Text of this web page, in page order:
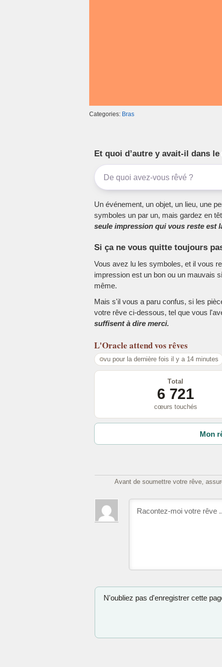
Categories: Bras
Et quoi d’autre y avait-il dans le
Un événement, un objet, un lieu, une
symboles un par un, mais gardez en
seule impression qui vous reste est
Si ça ne vous quitte toujours
Vous avez lu les symboles, et il vous
impression est un bon ou un mauvais
même.
Mais s'il vous a paru confus, si les
votre rêve ci-dessous, tel que vous
suffisent à dire merci.
L'Oracle attend vos rêves
vu pour la dernière fois il y a 14 minutes
Total
6 721
cœurs touchés
Mon
Avant de soumettre votre rêve,
N'oubliez pas d'enregistrer cette